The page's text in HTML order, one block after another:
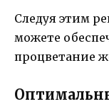
Следуя этим
можете
процветание